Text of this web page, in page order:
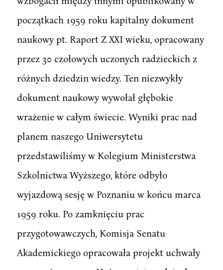
początkach 1959 roku kapitalny dokument
naukowy pt. Raport Z XXI wieku, opracowany
przez 30 czołowych uczonych radzieckich z
różnych dziedzin wiedzy. Ten niezwykły
dokument naukowy wywołał głębokie
wrażenie w całym świecie. Wyniki prac nad
planem naszego Uniwersytetu
przedstawiliśmy w Kolegium Ministerstwa
Szkolnictwa Wyższego, które odbyło
wyjazdową sesję w Poznaniu w końcu marca
1959 roku. Po zamknięciu prac
przygotowawczych, Komisja Senatu
Akademickiego opracowała projekt uchwały